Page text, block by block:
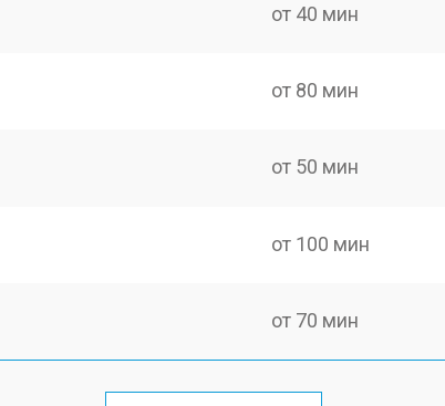
от 40 мин
от 80 мин
от 50 мин
от 100 мин
от 70 мин
от 50 мин